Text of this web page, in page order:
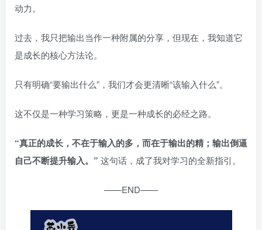
动力。
过去，我只把输出当作一种附属的分享，但现在，我知道它
是成长的核心方法论。
只有明确“要输出什么”，我们才会更清晰“该输入什么”。
这不仅是一种学习策略，更是一种成长的必经之路。
“真正的成长，不在于输入的多，而在于输出的精；输出倒逼
自己不断提升输入。” 这句话，成了我对学习的全新指引。
——END——